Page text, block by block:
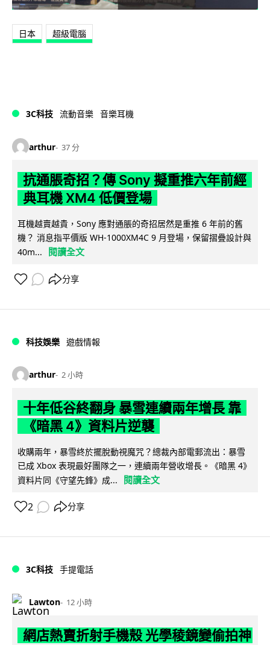
日本 超級電腦
3C科技 流動音樂 音樂耳機
arthur 37 分
抗通脹奇招？傳 Sony 擬重推六年前經
典耳機 XM4 低價登場
耳機越賣越貴，Sony 應對通脹的奇招居然是重推 6 年前的舊
機？ 消息指平價版 WH-1000XM4C 9 月登場，保留摺疊設計與
40m...
閱讀全文
分享
科技娛樂 遊戲情報
arthur 2 小時
十年低谷終翻身 暴雪連續兩年增長 靠
《暗黑 4》資料片逆襲
收購兩年，暴雪終於擺脫動視魔咒？總裁內部電郵流出：暴雪
已成 Xbox 表現最好團隊之一，連續兩年營收增長。《暗黑 4》
資料片同《守望先鋒》成...
閱讀全文
2 分享
3C科技 手提電話
Lawton 12 小時
網店熱賣折射手機殼 光學稜鏡變偷拍神